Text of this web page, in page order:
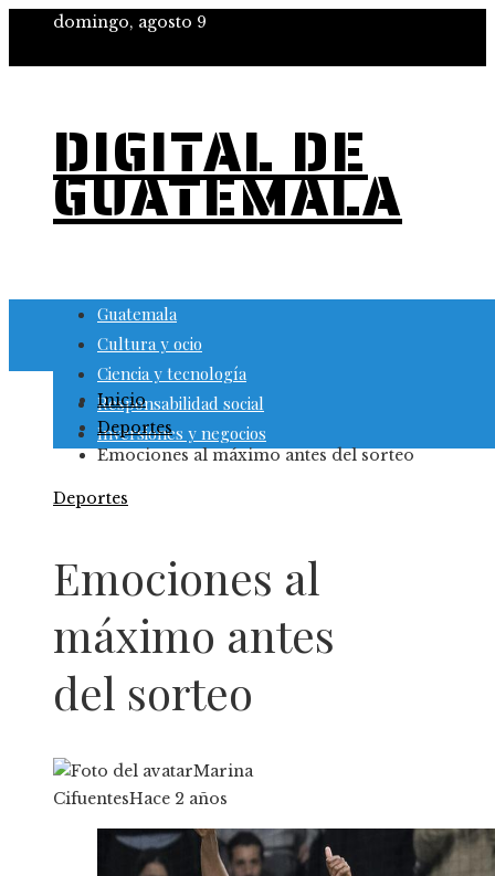
domingo, agosto 9
DIGITAL DE
GUATEMALA
Guatemala
Cultura y ocio
Ciencia y tecnología
Responsabilidad social
Inversiones y negocios
Inicio
Deportes
Emociones al máximo antes del sorteo
Deportes
Emociones al
máximo antes
del sorteo
Marina
CifuentesHace 2 años